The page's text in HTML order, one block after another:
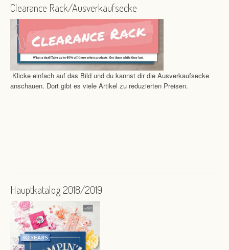
Clearance Rack/Ausverkaufsecke
Klicke einfach auf das Bild und du kannst dir die Ausverkaufsecke
anschauen. Dort gibt es viele Artikel zu reduzierten Preisen.
Hauptkatalog 2018/2019